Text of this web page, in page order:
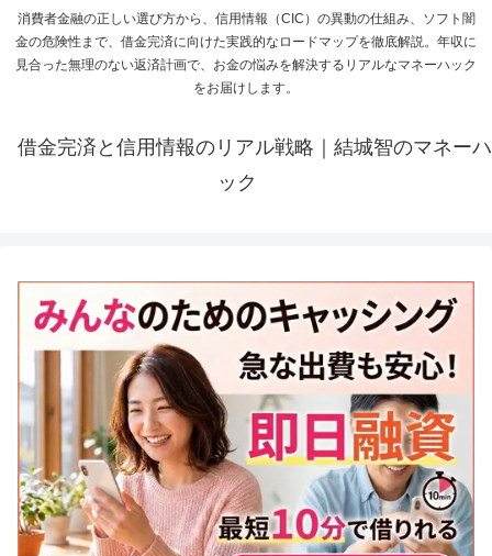
消費者金融の正しい選び方から、信用情報（CIC）の異動の仕組み、ソフト闇
金の危険性まで、借金完済に向けた実践的なロードマップを徹底解説。年収に
見合った無理のない返済計画で、お金の悩みを解決するリアルなマネーハック
をお届けします。
借金完済と信用情報のリアル戦略｜結城智のマネーハ
ック